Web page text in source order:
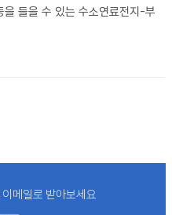
들을 수 있는 수소연료전지-부
메일로 받아보세요